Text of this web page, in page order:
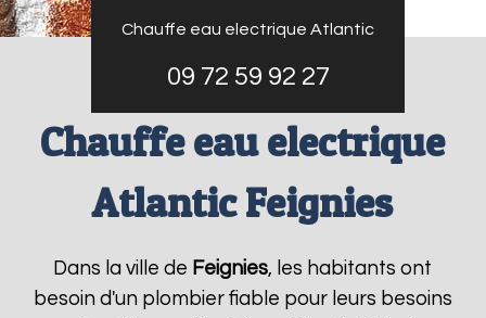
Chauffe eau electrique Atlantic
09 72 59 92 27
Chauffe eau electrique
Atlantic Feignies
Dans la ville de Feignies, les habitants ont
besoin d'un plombier fiable pour leurs besoins